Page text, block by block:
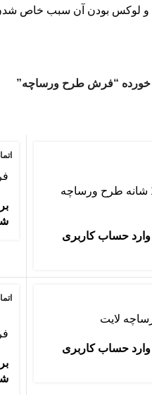
و لوکس بودن آن سبب خاص
“فرش طرح ورساچه”
فرش کهنه نما 1200 شانه طرح ورساچه
حساب کاربری
لایت
حساب کاربری